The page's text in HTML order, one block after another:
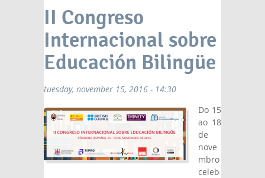
II Congreso
Internacional sobre
Educación Bilingüe
tuesday, november 15, 2016 - 14:30
Do 15
ao 18
de
nove
mbro
celeb